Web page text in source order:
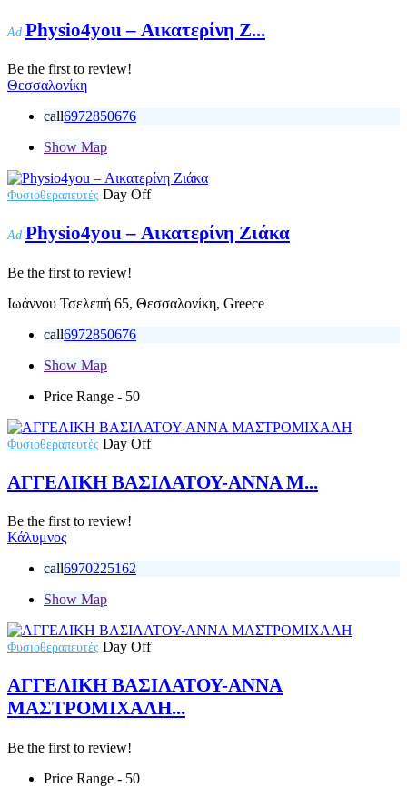
Ad Physio4you – Αικατερίνη Ζ...
Be the first to review!
Θεσσαλονίκη
call6972850676
Show Map
Φυσιοθεραπευτές Day Off
Ad Physio4you – Αικατερίνη Ζιάκα
Be the first to review!
Ιωάννου Τσελεπή 65, Θεσσαλονίκη, Greece
call6972850676
Show Map
Price Range - 50
Φυσιοθεραπευτές Day Off
ΑΓΓΕΛΙΚΗ ΒΑΣΙΛΑΤΟΥ-ΑΝΝΑ Μ...
Be the first to review!
Κάλυμνος
call6970225162
Show Map
Φυσιοθεραπευτές Day Off
ΑΓΓΕΛΙΚΗ ΒΑΣΙΛΑΤΟΥ-ΑΝΝΑ
ΜΑΣΤΡΟΜΙΧΑΛΗ...
Be the first to review!
Price Range - 50